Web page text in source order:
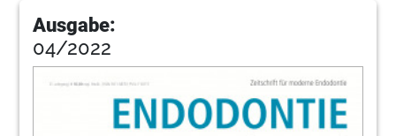
Ausgabe:
04/2022